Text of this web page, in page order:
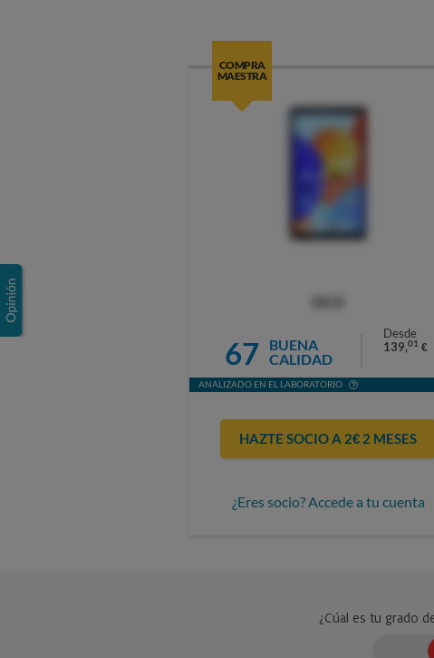
COMPRA
MAESTRA
67
BUENA
CALIDAD
Desde
139,01 €
ANALIZADO EN EL LABORATORIO
HAZTE SOCIO A 2€ 2 MESES
¿Eres socio? Accede a tu cuenta